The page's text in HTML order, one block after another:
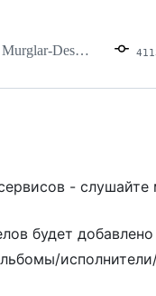
Murglar-Desktop-6.0.155
-
будет добавлено